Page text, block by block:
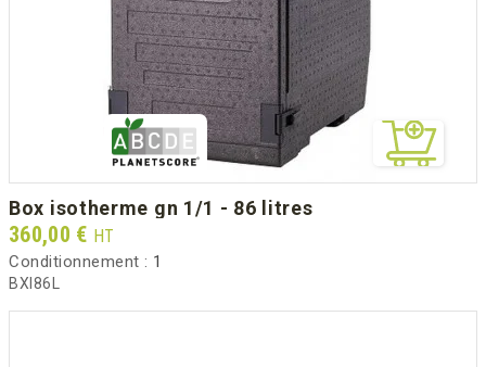
box isotherme gn 1/1 - 86 litres
Prix
360,00 € HT
Conditionnement : 1
BXI86L